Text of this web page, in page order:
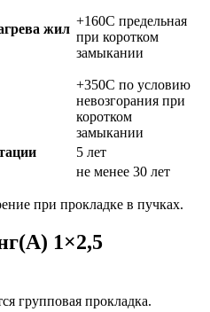
жил
+160C предельная
при коротком
замыкании
+350C по условию
невозгорания при
коротком
замыкании
5 лет
не менее 30 лет
при прокладке в пучках.
1×2,5
групповая прокладка.